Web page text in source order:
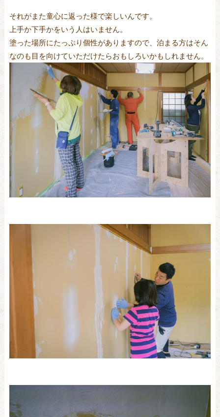
それがまた童心に返った様で楽しいんです。
上手か下手かをいう人はいません。
塗った場所にたっぷり個性がありますので、泊まる方はそん
なのも目を向けていただけたらおもしろいかもしれません。